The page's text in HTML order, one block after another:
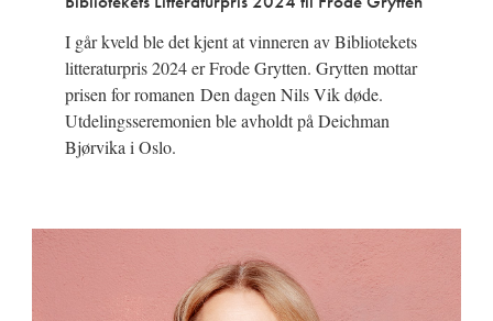
I går kveld ble det kjent at vinneren av Bibliotekets
litteraturpris 2024 er Frode Grytten. Grytten mottar
prisen for romanen Den dagen Nils Vik døde.
Utdelingsseremonien ble avholdt på Deichman
Bjørvika i Oslo.